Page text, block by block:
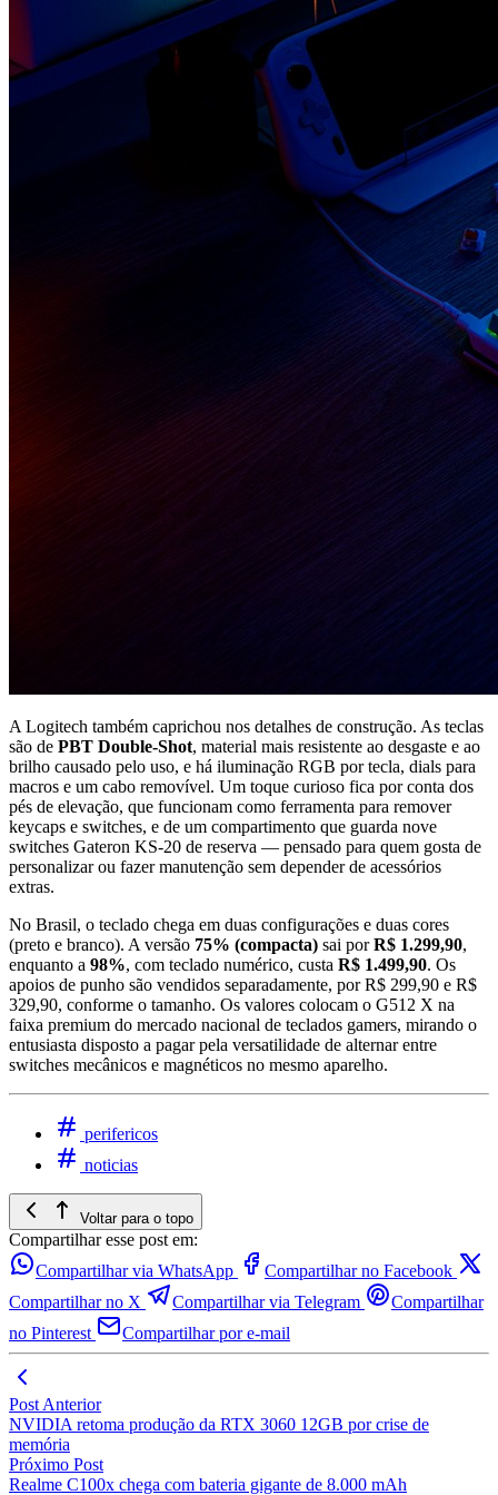
A Logitech também caprichou nos detalhes de construção. As teclas
são de PBT Double-Shot, material mais resistente ao desgaste e ao
brilho causado pelo uso, e há iluminação RGB por tecla, dials para
macros e um cabo removível. Um toque curioso fica por conta dos
pés de elevação, que funcionam como ferramenta para remover
keycaps e switches, e de um compartimento que guarda nove
switches Gateron KS-20 de reserva — pensado para quem gosta de
personalizar ou fazer manutenção sem depender de acessórios
extras.
No Brasil, o teclado chega em duas configurações e duas cores
(preto e branco). A versão 75% (compacta) sai porR$ 1.299,90,
enquanto a 98%, com teclado numérico, custa R$ 1.499,90. Os
apoios de punho são vendidos separadamente, por R$ 299,90 e R$
329,90, conforme o tamanho. Os valores colocam o G512 X na
faixa premium do mercado nacional de teclados gamers, mirando o
entusiasta disposto a pagar pela versatilidade de alternar entre
switches mecânicos e magnéticos no mesmo aparelho.
perifericos
noticias
Voltar para o topo
Compartilhar esse post em:
Compartilhar via WhatsApp
Compartilhar no Facebook
Compartilhar no X
Compartilhar via Telegram
Compartilhar
no Pinterest
Compartilhar por e-mail
Post Anterior
NVIDIA retoma produção da RTX 3060 12GB por crise de
memória
Próximo Post
Realme C100x chega com bateria gigante de 8.000 mAh